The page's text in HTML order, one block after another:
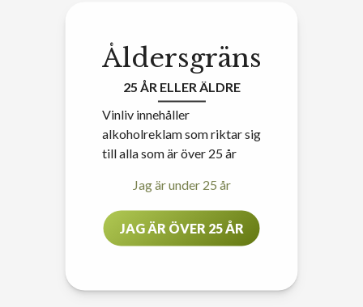
Åldersgräns
25 ÅR ELLER ÄLDRE
Vinliv innehåller
alkoholreklam som riktar sig
till alla som är över 25 år
Jag är under 25 år
JAG ÄR ÖVER 25 ÅR